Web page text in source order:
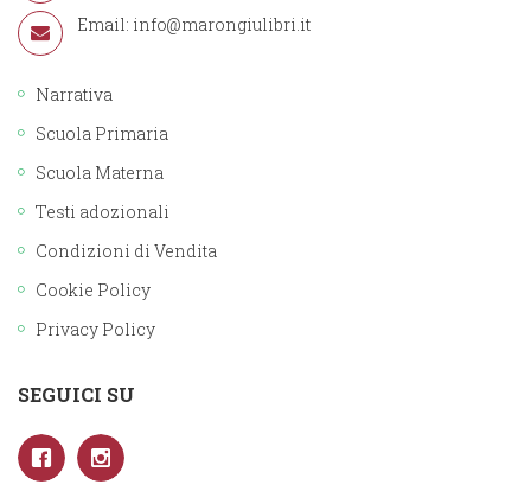
Email: info@marongiulibri.it
Narrativa
Scuola Primaria
Scuola Materna
Testi adozionali
Condizioni di Vendita
Cookie Policy
Privacy Policy
SEGUICI SU